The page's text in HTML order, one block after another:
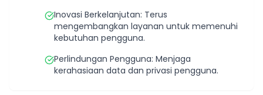
Inovasi Berkelanjutan: Terus
mengembangkan layanan untuk memenuhi
kebutuhan pengguna.
Perlindungan Pengguna: Menjaga
kerahasiaan data dan privasi pengguna.